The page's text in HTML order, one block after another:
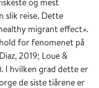
slik reise. Dette
migrant effect».
for fenomenet på
2019; Loue &
I hvilken grad dette er
de siste tiårene er